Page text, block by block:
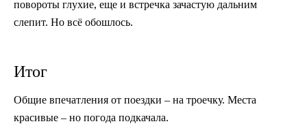
повороты глухие, еще и встречка зачастую дальним
слепит. Но всё обошлось.
Итог
Общие впечатления от поездки – на троечку. Места
красивые – но погода подкачала.